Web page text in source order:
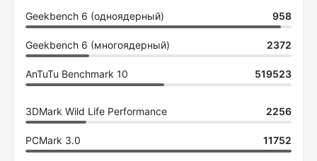
Geekbench 6 (одноядерный) 958
Geekbench 6 (многоядерный) 2372
AnTuTu Benchmark 10 519523
3DMark Wild Life Performance 2256
PCMark 3.0 11752